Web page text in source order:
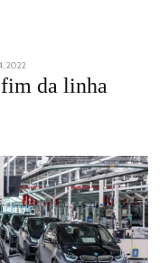
2022
2022da linha